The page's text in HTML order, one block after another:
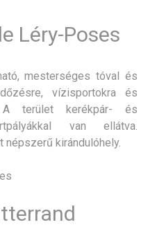
Léry-Poses
mesterséges tóval és
vízisportokra és
terület kerékpár- és
van ellátva.
népszerű kirándulóhely.